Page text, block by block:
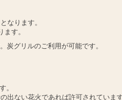
なります。
す。
炭グリルのご利用が可能です。
。
出ない花火であれば許可されていま